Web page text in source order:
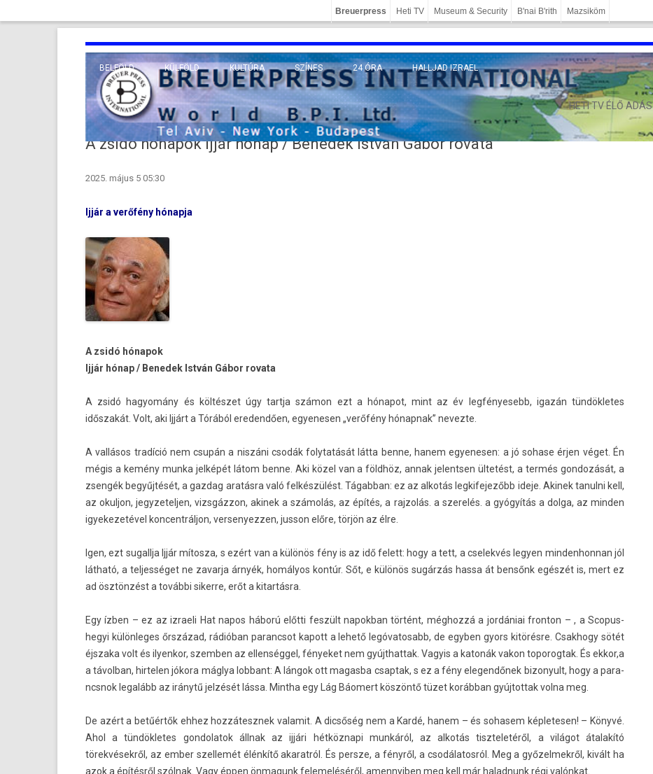
Breuerpress Heti TV Museum & Security B'nai B'rith Mazsiköm
BELFÖLD KÜLFÖLD
EURÓPA
KÖZEL-KELET
TÁVOL-KELET
TENGERENTÚL
KULTÚRA
TUDOMÁNY
VALLÁS
SZÍNES 24 ÓRA HALLJAD IZRAEL
HETI TV ÉLŐ ADÁS
A zsidó hónapok Ijjár hónap / Benedek István Gábor rovata
2025. május 5 05:30
Ijjár a verőfény hónapja
A zsidó hónapok
Ijjár hónap / Be­nedek István Gábor rovata
A zsidó hagyomány és költészet úgy tartja számon ezt a hónapot, mint az év leg­fényesebb, igazán tün­dökletes
időszakát. Volt, aki Ijjárt a Tórából ereden­dő­en, egyenes­en „verőfény hónap­nak” nevez­te.
A vallásos tradíció nem csupán a niszáni csodák folytatását látta benne, hanem egyenes­en: a jó sohase érjen véget. Én
mégis a kemény munka jelképét látom benne. Aki közel van a földhöz, annak jelents­en ültetést, a termés gon­dozását, a
zsengék begyűjtését, a gaz­dag aratásra való felkészülést. Tágab­ban: ez az alkotás leg­kifejezőbb ideje. Akinek tanul­ni kell,
az okul­jon, jegyzetelj­en, vizsgázzon, akinek a számolás, az építés, a raj­zolás. a szerelés. a gyógyítás a dolga, az mind­en
igyekezetével kon­centrál­jon, ver­senyezz­en, jus­son előre, törjön az élre.
Igen, ezt sugallja Ijjár mítosza, s ezért van a különös fény is az idő felett: hogy a tett, a cselek­vés legy­en min­denhon­nan jól
látható, a tel­jességet ne zavar­ja árnyék, homályos kontúr. Sőt, e különös sugárzás hassa át bensőnk egészét is, mert ez
ad ösztönzést a további siker­re, erőt a kitar­tásra.
Egy ízben – ez az iz­raeli Hat napos háború előtti feszült napok­ban történt, méghozzá a jordániai fron­ton – , a Scopus-
hegyi külön­leges őrszázad, rádióban para­ncsot kapott a lehető legóvatosabb, de egyb­en gyors kitörésre. Csak­hogy sötét
éjszaka volt és il­yen­kor, szemb­en az el­lenség­gel, fényeket nem gyújthat­tak. Vagyis a katonák vakon toporog­tak. És ekkor,a
a távol­ban, hir­tel­en jókora máglya lob­bant: A lángok ott magas­ba csap­tak, s ez a fény elegen­dőnek bi­zonyult, hogy a para­
ncsnok legalább az iránytű jelzését lássa. Mintha egy Lág Báomert köszöntő tüzet korábban gyúj­tottak volna meg.
De azért a betűértők ehhez hoz­zátesznek valamit. A dicsőség nem a Kardé, hanem – és sohasem kép­letes­en! – Könyvé.
Ahol a tün­dökletes gon­dolatok állnak az ijjári hétköznapi munkáról, az alkotás tiszteletéről, a világot átalakító
törekvésekről, az ember szel­lemét élénkítő akarat­ról. És per­sze, a fényről, a csodálatos­ról. Meg a győzel­mekről, kivált ha
azok a építésről szólnak. Vagy éppen önmagunk felemeléséről, amen­nyib­en meg kell már halad­nunk régi valónkat.